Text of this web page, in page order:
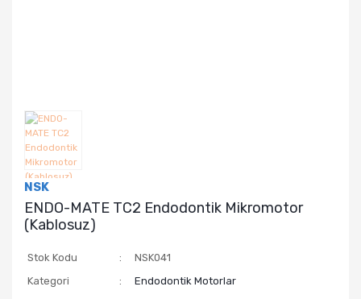
NSK
ENDO-MATE TC2 Endodontik Mikromotor
(Kablosuz)
Stok Kodu
NSK041
Kategori
Endodontik Motorlar